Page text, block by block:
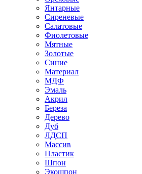
Янтарные
Сиреневые
Салатовые
Фиолетовые
Мятные
Золотые
Синие
Материал
МДФ
Эмаль
Акрил
Береза
Дерево
Дуб
ЛДСП
Массив
Пластик
Шпон
Экошпон